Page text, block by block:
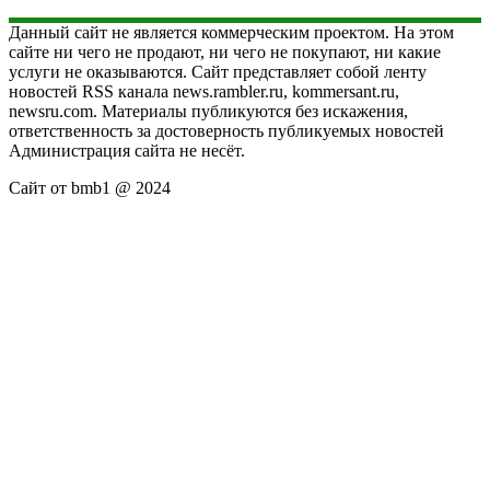
Данный сайт не является коммерческим проектом. На этом
сайте ни чего не продают, ни чего не покупают, ни какие
услуги не оказываются. Сайт представляет собой ленту
новостей RSS канала news.rambler.ru, kommersant.ru,
newsru.com. Материалы публикуются без искажения,
ответственность за достоверность публикуемых новостей
Администрация сайта не несёт.
Сайт от bmb1 @ 2024